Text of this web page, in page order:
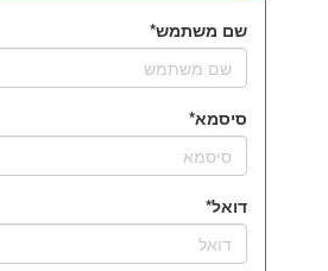
שם משתמש
סיסמא
דואל